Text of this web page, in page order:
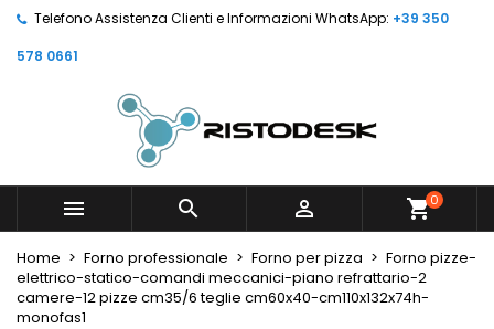
Telefono Assistenza Clienti e Informazioni WhatsApp: +39 350
578 0661
   shopping_cart0
Home Forno professionale Forno per pizza
Forno pizze-
elettrico-statico-comandi meccanici-piano refrattario-2
camere-12 pizze cm35/6 teglie cm60x40-cm110x132x74h-
monofas1